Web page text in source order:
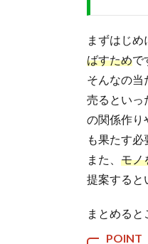
まずはじ
ばすためで
そんなの当
売るといっ
の関係作り
も果たす必
また、 モノ
提案すると
まとめると